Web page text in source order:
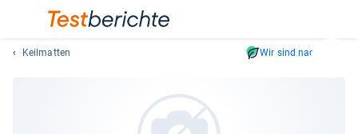
Keilmatten Wir sind nachhaltig